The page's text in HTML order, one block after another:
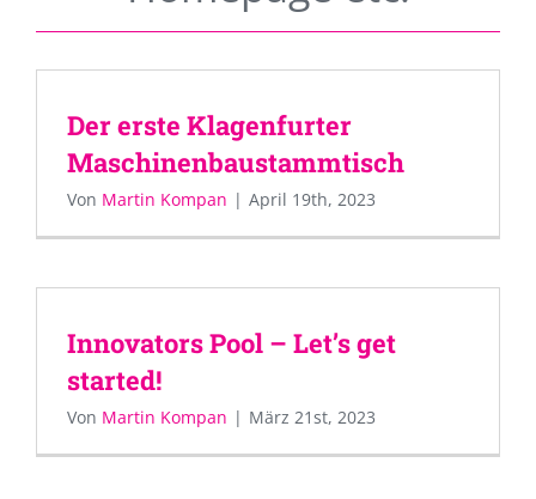
Der erste Klagenfurter
Maschinenbaustammtisch
Von Martin Kompan | April 19th, 2023
Innovators Pool – Let’s get
started!
Von Martin Kompan | März 21st, 2023